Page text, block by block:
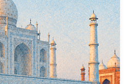
из многовекового культурного
объединяет лингвистов,
и преподавателей.
разнообразны
индийские исследования: от
языка с хинди и телугу до
связей и цифровых
представляют работы
и совместные публикации
и России. Журнал «Русистика
поддержке фонда “Русский